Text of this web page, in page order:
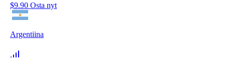
$9.90 Osta nyt
Argentiina